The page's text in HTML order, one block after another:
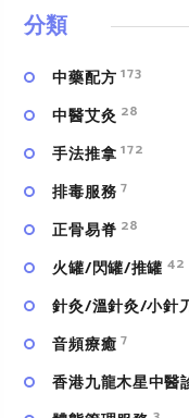
分類
中藥配方 173
中醫艾灸 28
手法推拿 172
排毒服務 7
正骨易脊 28
火罐/閃罐/推罐 42
針灸/溫針灸/小針
⾳頻療癒 7
香港九龍木星中醫